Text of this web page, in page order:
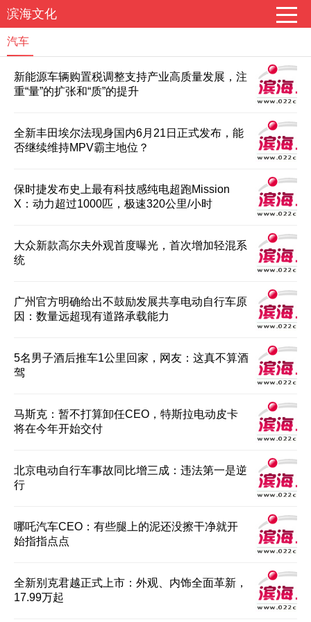
滨海文化
汽车
新能源车辆购置税调整支持产业高质量发展，注
重“量”的扩张和“质”的提升
全新丰田埃尔法现身国内6月21日正式发布，能
否继续维持MPV霸主地位？
保时捷发布史上最有科技感纯电超跑Mission
X：动力超过1000匹，极速320公里/小时
大众新款高尔夫外观首度曝光，首次增加轻混系
统
广州官方明确给出不鼓励发展共享电动自行车原
因：数量远超现有道路承载能力
5名男子酒后推车1公里回家，网友：这真不算酒
驾
马斯克：暂不打算卸任CEO，特斯拉电动皮卡
将在今年开始交付
北京电动自行车事故同比增三成：违法第一是逆
行
哪吒汽车CEO：有些腿上的泥还没擦干净就开
始指指点点
全新别克君越正式上市：外观、内饰全面革新，
17.99万起